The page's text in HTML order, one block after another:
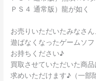
ＰＳ４ 通常版）龍が如く
お売りいただいたみなさ
遊ばなくなったゲームソ
お持ちください♪
買取させていただいた商
求めいただけます♪（一部